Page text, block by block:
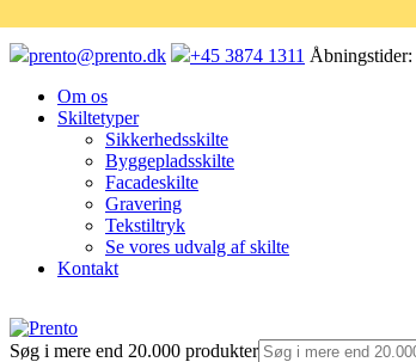
prento@prento.dk +45 3874 1311 Åbningstider:
Om os
Skiltetyper
Sikkerhedsskilte
Byggepladsskilte
Facadeskilte
Gravering
Tekstiltryk
Se vores udvalg af skilte
Kontakt
Søg i mere end 20.000 produkter